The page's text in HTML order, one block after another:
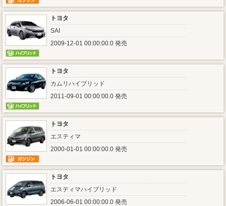
トヨタ
SAI
2009-12-01 00:00:00.0 発売
トヨタ
カムリハイブリッド
2011-09-01 00:00:00.0 発売
トヨタ
エスティマ
2000-01-01 00:00:00.0 発売
トヨタ
エスティマハイブリッド
2006-06-01 00:00:00.0 発売